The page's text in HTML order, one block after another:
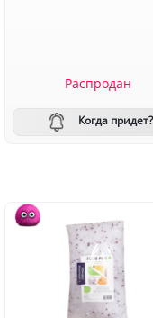
Распродан
Когда придет?